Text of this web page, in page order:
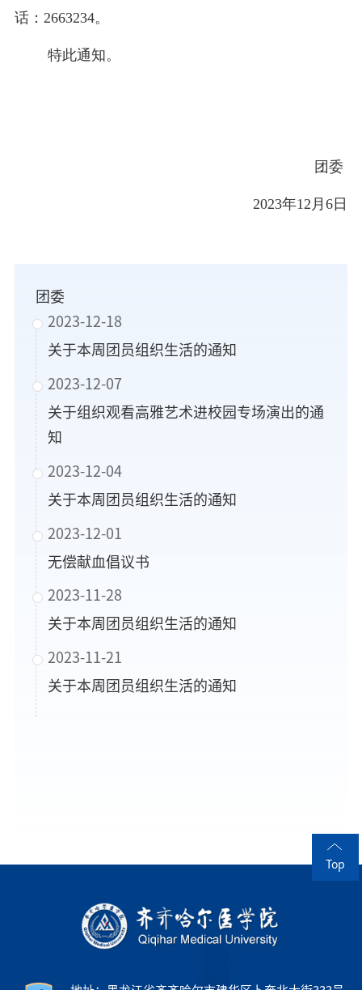
话：2663234。
特此通知。
团委
2023年12月6日
团委
2023-12-18
关于本周团员组织生活的通知
2023-12-07
关于组织观看高雅艺术进校园专场演出的通
知
2023-12-04
关于本周团员组织生活的通知
2023-12-01
无偿献血倡议书
2023-11-28
关于本周团员组织生活的通知
2023-11-21
关于本周团员组织生活的通知
Top